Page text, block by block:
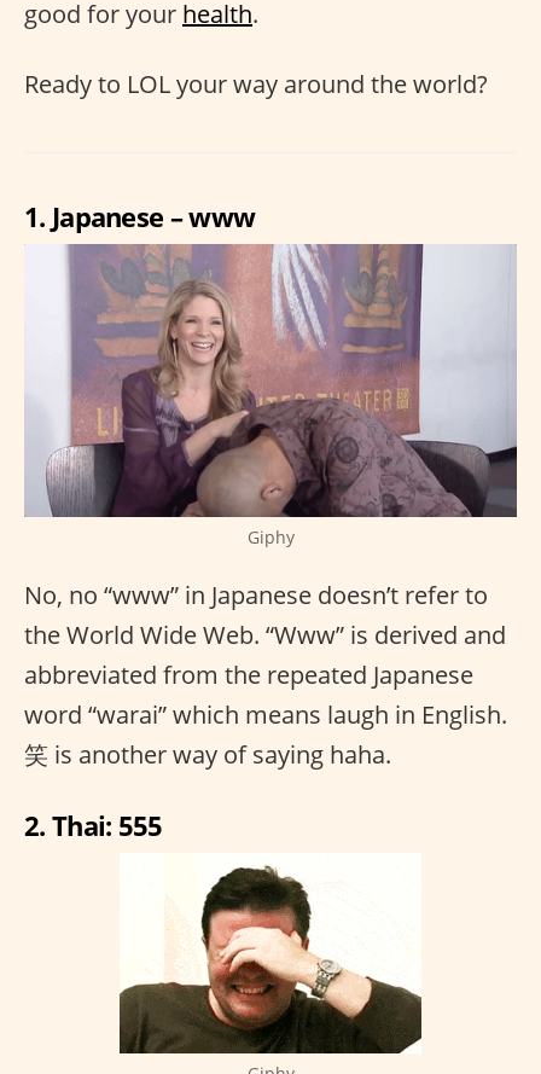
good for your health.
Ready to LOL your way around the world?
1. Japanese – www
Giphy
No, no “www” in Japanese doesn’t refer to
the World Wide Web. “Www” is derived and
abbreviated from the repeated Japanese
word “warai” which means laugh in English.
笑 is another way of saying haha.
2. Thai: 555